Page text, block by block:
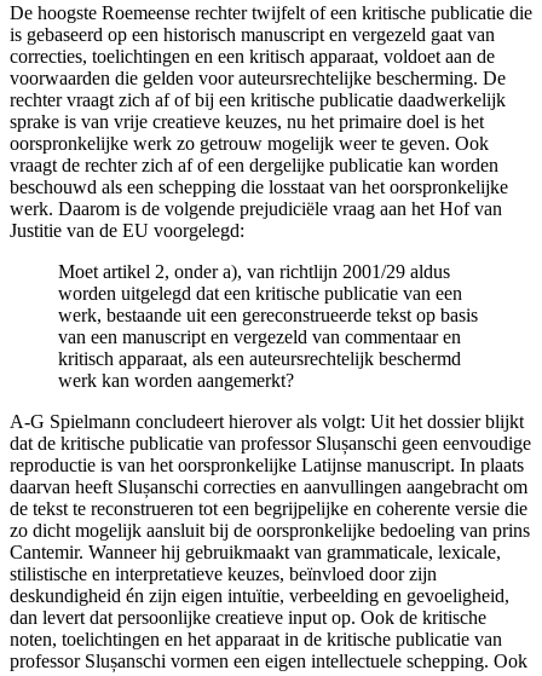
De hoogste Roemeense rechter twijfelt of een kritische publicatie die
is gebaseerd op een historisch manuscript en vergezeld gaat van
correcties, toelichtingen en een kritisch apparaat, voldoet aan de
voorwaarden die gelden voor auteursrechtelijke bescherming. De
rechter vraagt zich af of bij een kritische publicatie daadwerkelijk
sprake is van vrije creatieve keuzes, nu het primaire doel is het
oorspronkelijke werk zo getrouw mogelijk weer te geven. Ook
vraagt de rechter zich af of een dergelijke publicatie kan worden
beschouwd als een schepping die losstaat van het oorspronkelijke
werk. Daarom is de volgende prejudiciële vraag aan het Hof van
Justitie van de EU voorgelegd:
Moet artikel 2, onder a), van richtlijn 2001/29 aldus
worden uitgelegd dat een kritische publicatie van een
werk, bestaande uit een gereconstrueerde tekst op basis
van een manuscript en vergezeld van commentaar en
kritisch apparaat, als een auteursrechtelijk beschermd
werk kan worden aangemerkt?
A-G Spielmann concludeert hierover als volgt: Uit het dossier blijkt
dat de kritische publicatie van professor Slușanschi geen eenvoudige
reproductie is van het oorspronkelijke Latijnse manuscript. In plaats
daarvan heeft Slușanschi correcties en aanvullingen aangebracht om
de tekst te reconstrueren tot een begrijpelijke en coherente versie die
zo dicht mogelijk aansluit bij de oorspronkelijke bedoeling van prins
Cantemir. Wanneer hij gebruikmaakt van grammaticale, lexicale,
stilistische en interpretatieve keuzes, beïnvloed door zijn
deskundigheid én zijn eigen intuïtie, verbeelding en gevoeligheid,
dan levert dat persoonlijke creatieve input op. Ook de kritische
noten, toelichtingen en het apparaat in de kritische publicatie van
professor Slușanschi vormen een eigen intellectuele schepping. Ook